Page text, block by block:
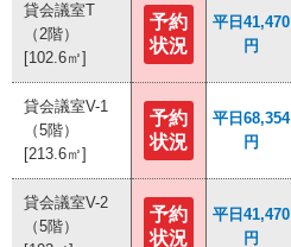
貸会議室T
（2階）
[102.6㎡]
予約
状況
平日41,470
円
貸会議室V-1
（5階）
[213.6㎡]
予約
状況
平日68,354
円
貸会議室V-2
（5階）
予約
状況
平日41,470
円
貸会議室T
（2階）
[102.6㎡]
予約
状況
平日41,470
円
貸会議室V-1
（5階）
[213.6㎡]
予約
状況
平日68,354
円
貸会議室V-2
（5階）
予約
状況
平日41,470
円